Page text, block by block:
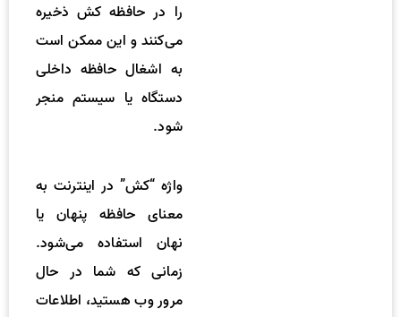
را در حافظه کش ذخیره
می‌کنند و این ممکن است
به اشغال حافظه داخلی
دستگاه یا سیستم منجر
شود.
واژه “کش” در اینترنت به
معنای حافظه پنهان یا
نهان استفاده می‌شود.
زمانی که شما در حال
مرور وب هستید، اطلاعات